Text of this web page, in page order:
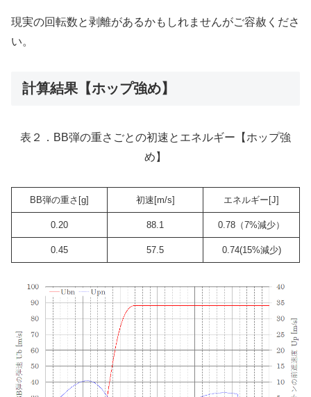
現実の回転数と剥離があるかもしれませんがご容赦くださ
い。
計算結果【ホップ強め】
表２．BB弾の重さごとの初速とエネルギー【ホップ強
め】
BB弾の重さ[g] 初速[m/s] エネルギー[J]
0.20 88.1 0.78（7%減少）
0.45 57.5 0.74(15%減少)